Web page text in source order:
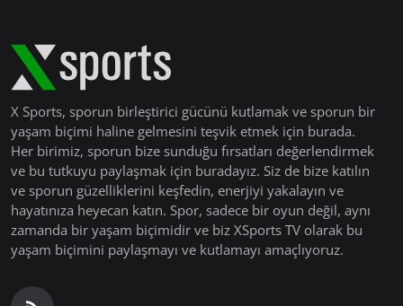
X Sports, sporun birleştirici gücünü kutlamak ve sporun bir
yaşam biçimi haline gelmesini teşvik etmek için burada.
Her birimiz, sporun bize sunduğu fırsatları değerlendirmek
ve bu tutkuyu paylaşmak için buradayız. Siz de bize katılın
ve sporun güzelliklerini keşfedin, enerjiyi yakalayın ve
hayatınıza heyecan katın. Spor, sadece bir oyun değil, aynı
zamanda bir yaşam biçimidir ve biz XSports TV olarak bu
yaşam biçimini paylaşmayı ve kutlamayı amaçlıyoruz.